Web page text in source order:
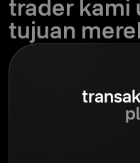
trader kami
tujuan